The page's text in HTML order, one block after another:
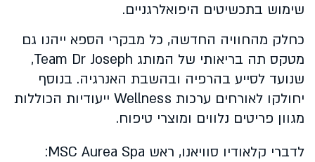
שימוש בתכשיטים היפואלרגניים.
כחלק מהחוויה החדשה, כל מבקרי הספא ייהנו גם
מטקס תה בריאותי של המותג Team Dr Joseph,
שנועד לסייע בהרפיה ובהשבת האנרגיה. בנוסף
יחולקו לאורחים ערכות Wellness ייעודיות הכוללות
מגוון פריטים נלווים ומוצרי טיפוח.
לדברי קלאודיו סוויאנו, ראש MSC Aurea Spa: